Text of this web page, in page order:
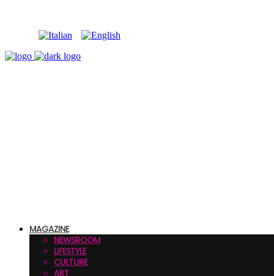
MAGAZINE
NEWSROOM
LIFESTYLE
CULTURE
ART